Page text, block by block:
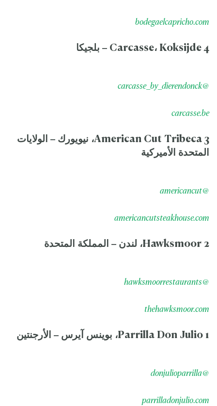
bodegaelcapricho.com
4 Carcasse، Koksijde – بلجيكا
@carcasse_by_dierendonck
carcasse.be
3 American Cut Tribeca، نيويورك – الولايات
المتحدة الأميركية
@americancut
americancutsteakhouse.com
2 Hawksmoor، لندن – المملكة المتحدة
@hawksmoorrestaurants
thehawksmoor.com
1 Parrilla Don Julio، بوينس آيرس – الأرجنتين
@donjulioparrilla
parrilladonjulio.com